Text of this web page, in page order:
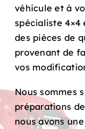
véhicule et à
spécialiste 4×4
des pièces de
provenant de
vos
Nous sommes
préparations
nous avons